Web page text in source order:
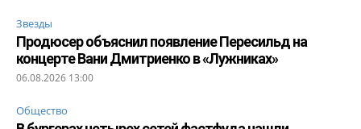
Звезды
Продюсер объяснил появление Пересильд на
концерте Вани Дмитриенко в «Лужниках»
06.08.2026 13:00
Общество